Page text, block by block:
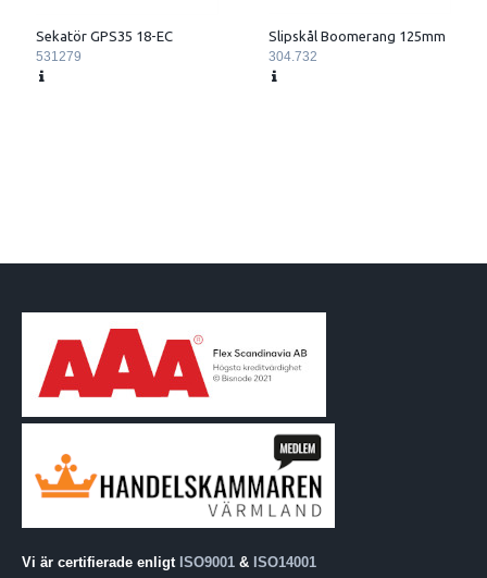
Sekatör GPS35 18-EC
531279
Slipskål Boomerang 125mm
304.732
Vi är certifierade enligt ISO9001 & ISO14001